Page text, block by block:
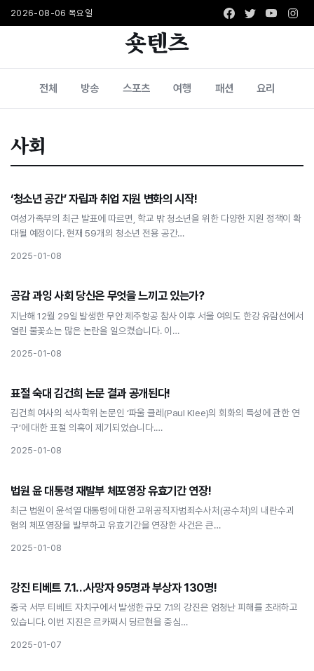
2026-08-06 목요일 Facebook
Twitter
숏텐츠
전체 방송 스포츠 여행 패션 요리
사회
‘청소년 공간’ 자립과 취업 지원 변화의 시작!
사회
‘청소년 공간’ 자립과 취업 지원 변화의 시작!
여성가족부의 최근 발표에 따르면, 학교 밖 청소년을 위한 다양한 지원 정책이 확
대될 예정이다. 현재 59개의 청소년 전용 공간…
2025-01-08
공감 과잉 사회 당신은 무엇을 느끼고 있는가?
사회
공감 과잉 사회 당신은 무엇을 느끼고 있는가?
지난해 12월 29일 발생한 무안 제주항공 참사 이후 서울 여의도 한강 유람선에서
열린 불꽃쇼는 많은 논란을 일으켰습니다. 이…
2025-01-08
표절 숙대 김건희 논문 결과 공개된다!
사회
표절 숙대 김건희 논문 결과 공개된다!
김건희 여사의 석사학위 논문인 ‘파울 클레(Paul Klee)의 회화의 특성에 관한 연
구’에 대한 표절 의혹이 제기되었습니다.…
2025-01-08
법원 윤 대통령 재발부 체포영장 유효기간 연장!
사회
법원 윤 대통령 재발부 체포영장 유효기간 연장!
최근 법원이 윤석열 대통령에 대한 고위공직자범죄수사처(공수처)의 내란수괴
혐의 체포영장을 발부하고 유효기간을 연장한 사건은 큰…
2025-01-08
강진 티베트 7.1…사망자 95명과 부상자 130명!
사회
강진 티베트 7.1…사망자 95명과 부상자 130명!
중국 서부 티베트 자치구에서 발생한 규모 7.1의 강진은 엄청난 피해를 초래하고
있습니다. 이번 지진은 르카쩌시 딩르현을 중심…
2025-01-07